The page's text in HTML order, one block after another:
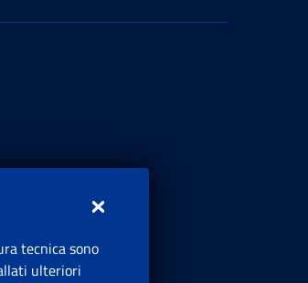
tecnica sono
ulteriori